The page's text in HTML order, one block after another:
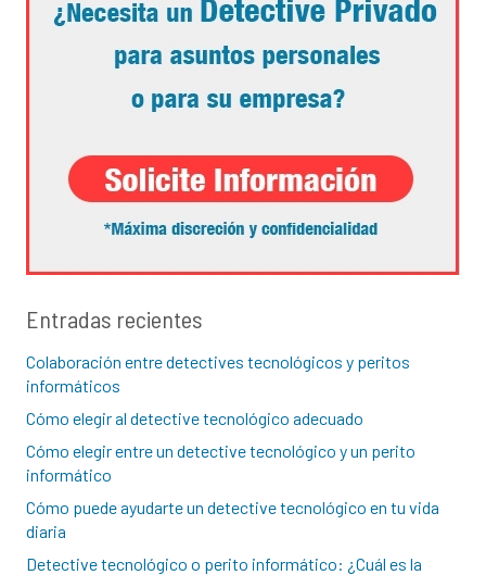
Entradas recientes
Colaboración entre detectives tecnológicos y peritos
informáticos
Cómo elegir al detective tecnológico adecuado
Cómo elegir entre un detective tecnológico y un perito
informático
Cómo puede ayudarte un detective tecnológico en tu vida
diaria
Detective tecnológico o perito informático: ¿Cuál es la